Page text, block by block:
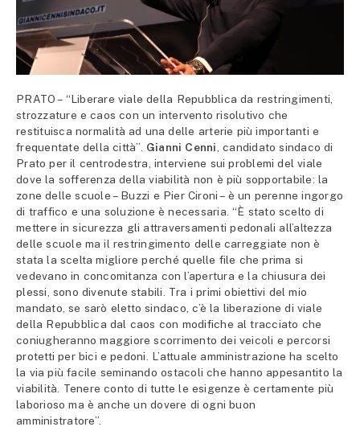
PRATO – “Liberare viale della Repubblica da restringimenti,
strozzature e caos con un intervento risolutivo che
restituisca normalità ad una delle arterie più importanti e
frequentate della città”. Gianni Cenni, candidato sindaco di
Prato per il centrodestra, interviene sui problemi del viale
dove la sofferenza della viabilità non è più sopportabile: la
zone delle scuole – Buzzi e Pier Cironi – è un perenne ingorgo
di traffico e una soluzione è necessaria. “È stato scelto di
mettere in sicurezza gli attraversamenti pedonali all’altezza
delle scuole ma il restringimento delle carreggiate non è
stata la scelta migliore perché quelle file che prima si
vedevano in concomitanza con l’apertura e la chiusura dei
plessi, sono divenute stabili. Tra i primi obiettivi del mio
mandato, se sarò eletto sindaco, c’è la liberazione di viale
della Repubblica dal caos con modifiche al tracciato che
coniugheranno maggiore scorrimento dei veicoli e percorsi
protetti per bici e pedoni. L’attuale amministrazione ha scelto
la via più facile seminando ostacoli che hanno appesantito la
viabilità. Tenere conto di tutte le esigenze è certamente più
laborioso ma è anche un dovere di ogni buon
amministratore”.